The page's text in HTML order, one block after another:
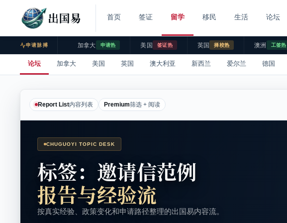
出国易 首页 签证 留学 移民 生活 论坛
申请脉搏 加拿大 申请热 美国 签证热 英国 择校热 澳洲 工签热
论坛 加拿大 美国 英国 澳大利亚 新西兰 爱尔兰 德国
Report List内容列表 Premium筛选 + 阅读
CHUGUOYI TOPIC DESK
标签：邀请信范例
报告与经验流
按真实经验、政策变化和申请路径整理的出国易内容流。